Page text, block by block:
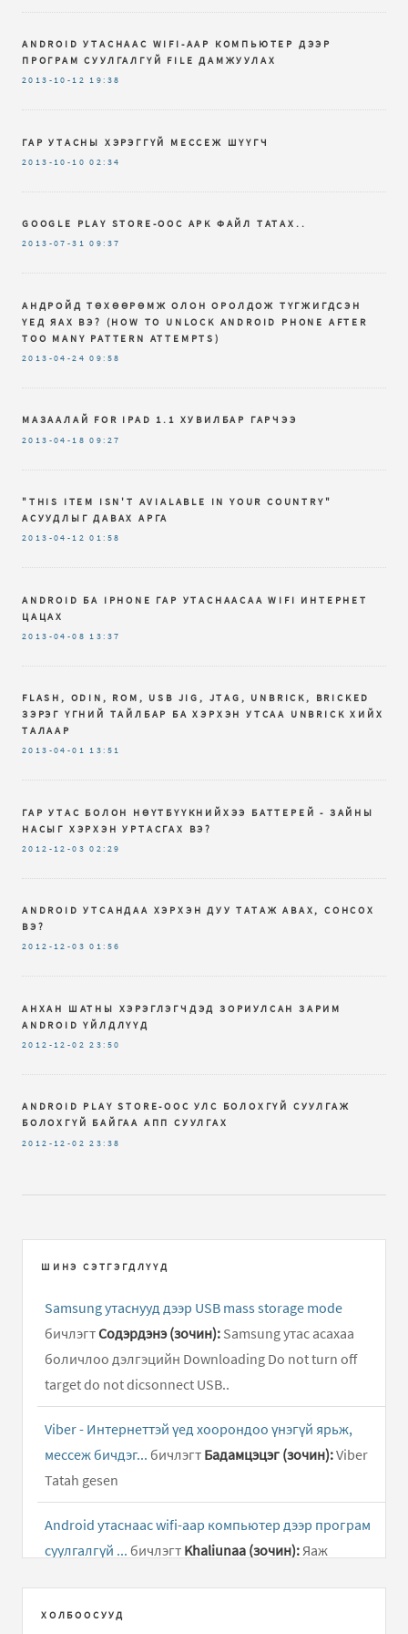
ANDROID УТАСНААС WIFI-ААР КОМПЬЮТЕР ДЭЭР
ПРОГРАМ СУУЛГАЛГҮЙ FILE ДАМЖУУЛАХ
2013-10-12 19:38
ГАР УТАСНЫ ХЭРЭГГҮЙ МЕССЕЖ ШҮҮГЧ
2013-10-10 02:34
GOOGLE PLAY STORE-ООС APK ФАЙЛ ТАТАХ..
2013-07-31 09:37
АНДРОЙД ТӨХӨӨРӨМЖ ОЛОН ОРОЛДОЖ ТҮГЖИГДСЭН
ҮЕД ЯАХ ВЭ? (HOW TO UNLOCK ANDROID PHONE AFTER
TOO MANY PATTERN ATTEMPTS)
2013-04-24 09:58
МАЗААЛАЙ FOR IPAD 1.1 ХУВИЛБАР ГАРЧЭЭ
2013-04-18 09:27
"THIS ITEM ISN'T AVIALABLE IN YOUR COUNTRY"
АСУУДЛЫГ ДАВАХ АРГА
2013-04-12 01:58
ANDROID БА IPHONE ГАР УТАСНААСАА WIFI ИНТЕРНЕТ
ЦАЦАХ
2013-04-08 13:37
FLASH, ODIN, ROM, USB JIG, JTAG, UNBRICK, BRICKED
ЗЭРЭГ ҮГНИЙ ТАЙЛБАР БА ХЭРХЭН УТСАА UNBRICK ХИЙХ
ТАЛААР
2013-04-01 13:51
ГАР УТАС БОЛОН НӨҮТБҮҮКНИЙХЭЭ БАТТЕРЕЙ - ЗАЙНЫ
НАСЫГ ХЭРХЭН УРТАСГАХ ВЭ?
2012-12-03 02:29
ANDROID УТСАНДАА ХЭРХЭН ДУУ ТАТАЖ АВАХ, СОНСОХ
ВЭ?
2012-12-03 01:56
АНХАН ШАТНЫ ХЭРЭГЛЭГЧДЭД ЗОРИУЛСАН ЗАРИМ
ANDROID ҮЙЛДЛҮҮД
2012-12-02 23:50
ANDROID PLAY STORE-ООС УЛС БОЛОХГҮЙ СУУЛГАЖ
БОЛОХГҮЙ БАЙГАА АПП СУУЛГАХ
2012-12-02 23:38
ШИНЭ СЭТГЭГДЛҮҮД
Samsung утаснууд дээр USB mass storage mode
бичлэгт
Содэрдэнэ (зочин): Samsung утас асахаа
боличлоо дэлгэцийн Downloading Do not turn off
target do not dicsonnect USB..
Viber - Интернеттэй үед хоорондоо үнэгүй ярьж,
мессеж бичдэг... бичлэгт Бадамцэцэг (зочин):Viber
Tatah gesen
Android утаснаас wifi-аар компьютер дээр програм
суулгалгүй ... бичлэгт Khaliunaa (зочин):Яаж
Facebook app - Фэйсбүүк сайтын апп татах
ХОЛБООСУУД